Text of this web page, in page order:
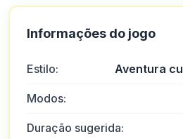
Informações do jogo
Estilo: Aventura
Modos:
Duração sugerida: